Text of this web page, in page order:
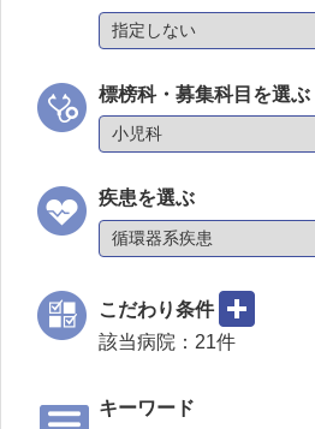
標榜科・募集科目を選ぶ
疾患を選ぶ
こだわり条件
該当病院： 21件
キーワード